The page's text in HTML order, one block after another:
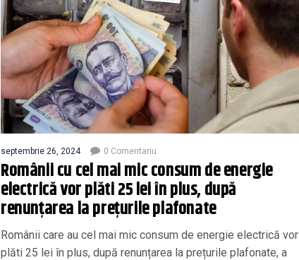
septembrie 26, 2024 0 Comentariu
Românii cu cel mai mic consum de energie
electrică vor plăti 25 lei în plus, după
renunțarea la prețurile plafonate
Românii care au cel mai mic consum de energie electrică vor
plăti 25 lei în plus, după renunțarea la prețurile plafonate, a